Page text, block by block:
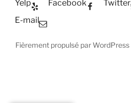
Yelp
Facebook Twitter
E-mail
Fièrement propulsé par WordPress